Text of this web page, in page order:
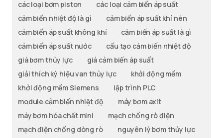
các loại bơm piston
các loại cảm biến áp suất
cảm biến nhiệt độ là gì
cảm biến áp suất khí nén
cảm biến áp suất không khí
cảm biến áp suất là gì
cảm biến áp suất nước
cấu tạo cảm biến nhiệt độ
giá bơm thủy lực
giá cảm biến áp suất
giải thích ký hiệu van thủy lực
khởi động mềm
khởi động mềm Siemens
lập trình PLC
module cảm biến nhiệt độ
máy bơm axit
máy bơm hóa chất mini
mạch chống rò điện
mạch điện chống dòng rò
nguyên lý bơm thủy lực